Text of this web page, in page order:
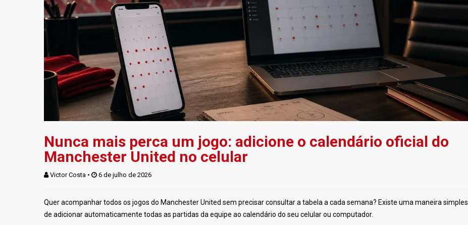
Nunca mais perca um jogo: adicione o calendário oficial do
Manchester United no celular
Victor Costa • 6 de julho de 2026
Quer acompanhar todos os jogos do Manchester United sem precisar consultar a tabela a cada semana? Existe uma maneira simples
de adicionar automaticamente todas as partidas da equipe ao calendário do seu celular ou computador.